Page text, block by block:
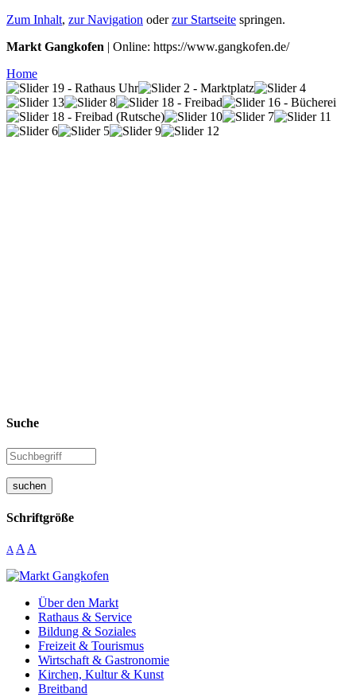
Zum Inhalt, zur Navigation oderzur Startseite springen.
Markt Gangkofen | Online: https://www.gangkofen.de/
Home
Suche
suchen
Schriftgröße
A A A
Über den Markt
Rathaus & Service
Bildung & Soziales
Freizeit & Tourismus
Wirtschaft & Gastronomie
Kirchen, Kultur & Kunst
Breitband